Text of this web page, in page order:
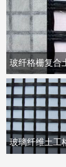
玻纤格栅复合
玻璃纤维土工